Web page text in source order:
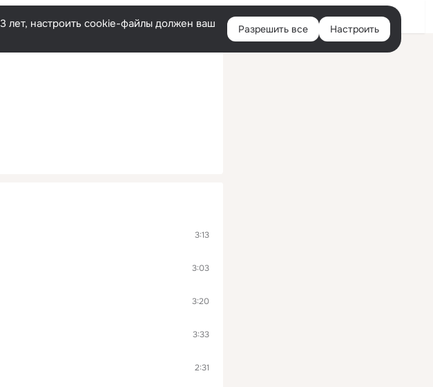
Войти
лет, настроить cookie-файлы должен ваш
Разрешить все Настроить
3:13
3:03
3:20
3:33
2:31